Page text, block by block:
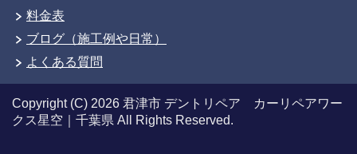
料金表
ブログ（施工例や日常）
よくある質問
Copyright (C) 2026 君津市 デントリペア カーリペアワー
クス星空｜千葉県 All Rights Reserved.